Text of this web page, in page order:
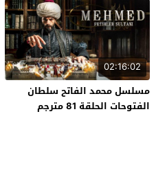
02:16:02
مسلسل محمد الفاتح سلطان
الفتوحات الحلقة 81 مترجم